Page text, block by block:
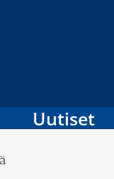
Uutiset